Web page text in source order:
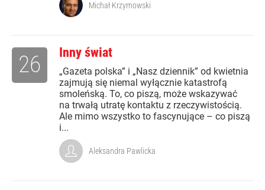
Michał Krzymowski
Inny świat
„Gazeta polska” i „Nasz dziennik” od kwietnia
zajmują się niemal wyłącznie katastrofą
smoleńską. To, co piszą, może wskazywać
na trwałą utratę kontaktu z rzeczywistością.
Ale mimo wszystko to fascynujące – co piszą
i...
26
Aleksandra Pawlicka